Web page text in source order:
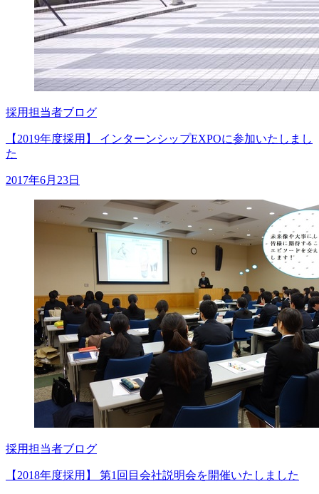
採用担当者ブログ
【2019年度採用】 インターンシップEXPOに参加いたしまし
た
2017年6月23日
採用担当者ブログ
【2018年度採用】 第1回目会社説明会を開催いたしました